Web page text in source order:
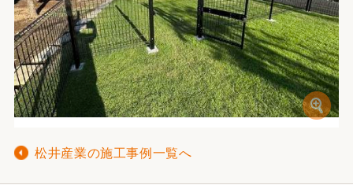
松井産業の施工事例一覧へ